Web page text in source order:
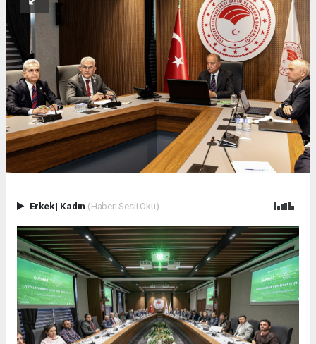
Erkek| Kadın (Haberi Sesli Oku)